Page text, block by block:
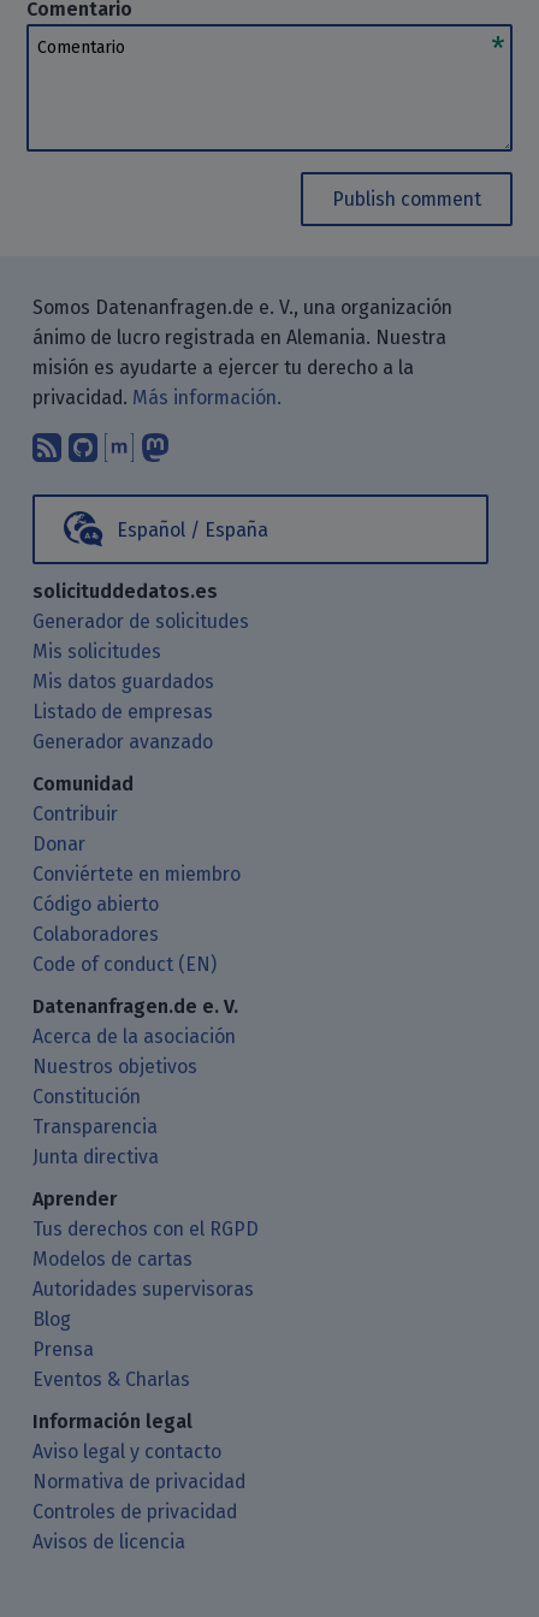
Comentario
Comentario
Publish comment
Somos Datenanfragen.de e. V., una organización
ánimo de lucro registrada en Alemania. Nuestra
misión es ayudarte a ejercer tu derecho a la
privacidad. Más información.
Suscríbete a nuestro blog a través
Encuéntranos en GitHub
Encuéntranos en Matrix
Español / España
solicituddedatos.es
Generador de solicitudes
Mis solicitudes
Mis datos guardados
Listado de empresas
Generador avanzado
Comunidad
Contribuir
Donar
Conviértete en miembro
Código abierto
Colaboradores
Code of conduct (EN)
Datenanfragen.de e. V.
Acerca de la asociación
Nuestros objetivos
Constitución
Transparencia
Junta directiva
Aprender
Tus derechos con el RGPD
Modelos de cartas
Autoridades supervisoras
Blog
Prensa
Eventos & Charlas
Información legal
Aviso legal y contacto
Normativa de privacidad
Controles de privacidad
Avisos de licencia